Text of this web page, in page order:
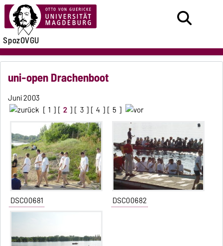
SpozOVGU
uni-open Drachenboot
Juni 2003
[ 1 ] [ 2 ] [ 3 ] [ 4 ] [ 5 ]
DSC00681 DSC00682